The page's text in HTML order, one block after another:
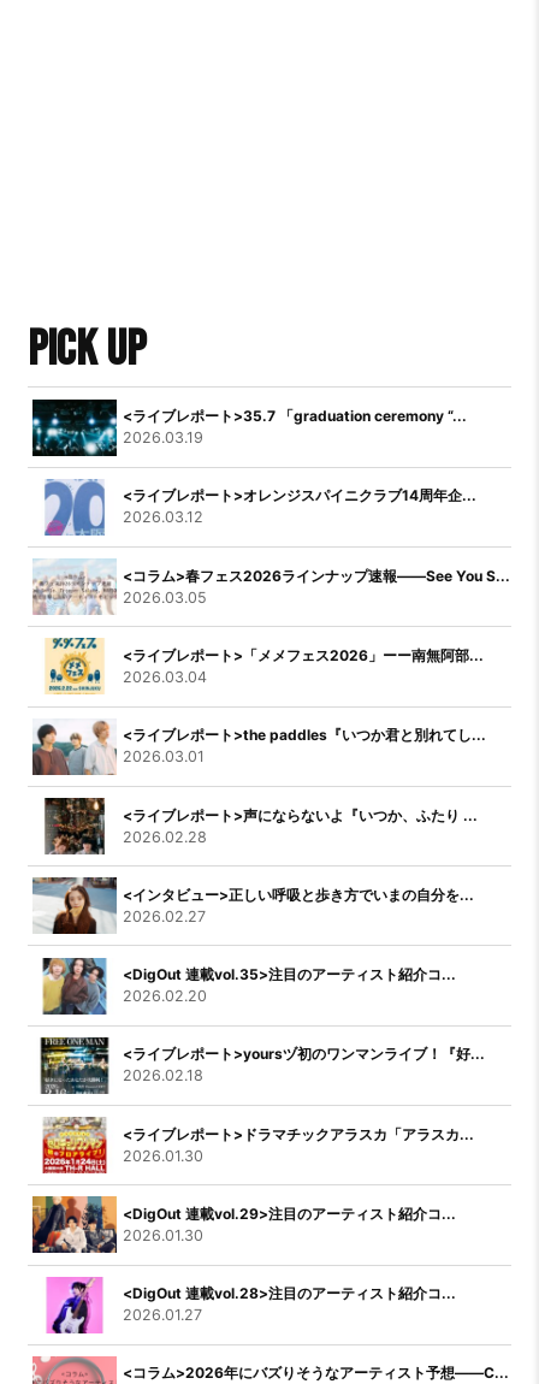
PICK UP
<ライブレポート>35.7 「graduation ceremony “...
2026.03.19
<ライブレポート>オレンジスパイニクラブ14周年企...
2026.03.12
<コラム>春フェス2026ラインナップ速報――See You S...
2026.03.05
<ライブレポート>「メメフェス2026」ーー南無阿部...
2026.03.04
<ライブレポート>the paddles『いつか君と別れてし...
2026.03.01
<ライブレポート>声にならないよ『いつか、ふたり ...
2026.02.28
<インタビュー>正しい呼吸と歩き方でいまの自分を...
2026.02.27
<DigOut 連載vol.35>注目のアーティスト紹介コ...
2026.02.20
<ライブレポート>yoursヅ初のワンマンライブ！『好...
2026.02.18
<ライブレポート>ドラマチックアラスカ「アラスカ...
2026.01.30
<DigOut 連載vol.29>注目のアーティスト紹介コ...
2026.01.30
<DigOut 連載vol.28>注目のアーティスト紹介コ...
2026.01.27
<コラム>2026年にバズりそうなアーティスト予想――C...